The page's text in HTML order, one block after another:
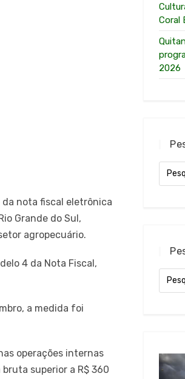
nota fiscal eletrônica
Grande do Sul,
agropecuário.
4 da Nota Fiscal,
a medida foi
operações internas
superior a R$ 360
Coral
2026